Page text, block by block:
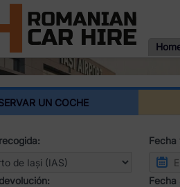
UN COCHE
Fecha
Fecha